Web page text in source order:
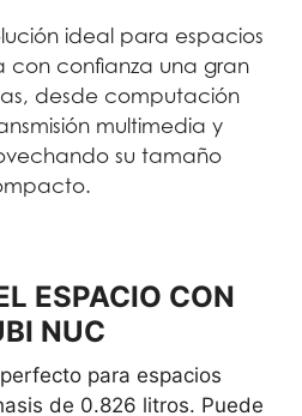
ideal para espacios
con confianza una gran
desde computación
multimedia y
su tamaño
ESPACIO CON
NUC
para espacios
de 0.826 litros. Puede